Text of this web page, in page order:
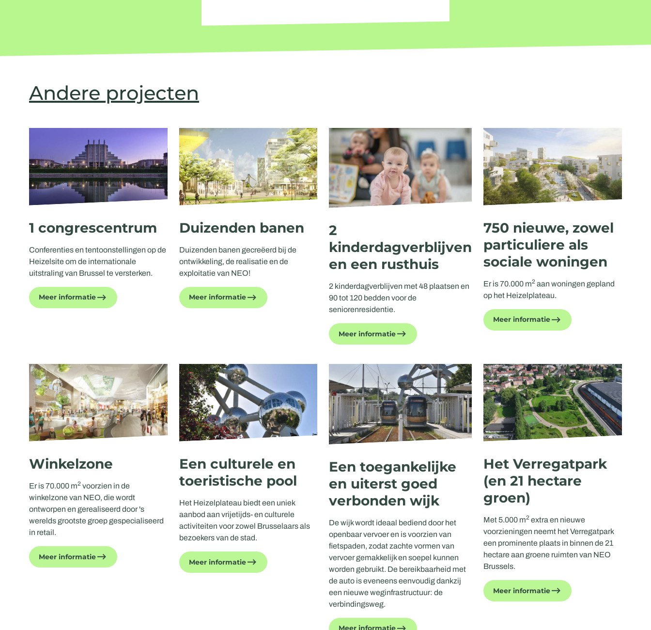
Andere projecten
1 congrescentrum
Conferenties en tentoonstellingen op de
Heizelsite om de internationale
uitstraling van Brussel te versterken.
Meer informatie
Duizenden banen
Duizenden banen gecreëerd bij de
ontwikkeling, de realisatie en de
exploitatie van NEO!
Meer informatie
2
kinderdagverblijven
en een rusthuis
2 kinderdagverblijven met 48 plaatsen en
90 tot 120 bedden voor de
seniorenresidentie.
Meer informatie
750 nieuwe, zowel
particuliere als
sociale woningen
Er is 70.000 m2 aan woningen gepland
op het Heizelplateau.
Meer informatie
Winkelzone
Er is 70.000 m2 voorzien in de
winkelzone van NEO, die wordt
ontworpen en gerealiseerd door 's
werelds grootste groep gespecialiseerd
in retail.
Meer informatie
Een culturele en
toeristische pool
Het Heizelplateau biedt een uniek
aanbod aan vrijetijds- en culturele
activiteiten voor zowel Brusselaars als
bezoekers van de stad.
Meer informatie
Een toegankelijke
en uiterst goed
verbonden wijk
De wijk wordt ideaal bediend door het
openbaar vervoer en is voorzien van
fietspaden, zodat zachte vormen van
vervoer gemakkelijk en soepel kunnen
worden gebruikt. De bereikbaarheid met
de auto is eveneens eenvoudig dankzij
een nieuwe weginfrastructuur: de
verbindingsweg.
Meer informatie
Het Verregatpark
(en 21 hectare
groen)
Met 5.000 m2 extra en nieuwe
voorzieningen neemt het Verregatpark
een prominente plaats in binnen de 21
hectare aan groene ruimten van NEO
Brussels.
Meer informatie